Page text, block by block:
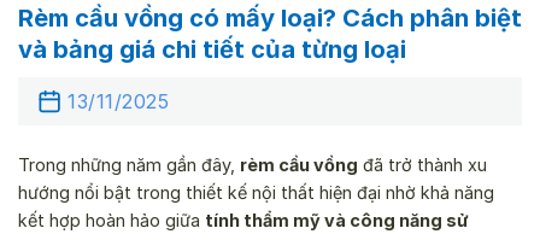
Rèm cầu vồng có mấy loại? Cách phân biệt
và bảng giá chi tiết của từng loại
13/11/2025
Trong những năm gần đây, rèm cầu vồng đã trở thành xu
hướng nổi bật trong thiết kế nội thất hiện đại nhờ khả năng
kết hợp hoàn hảo giữa tính thẩm mỹ và công năng sử